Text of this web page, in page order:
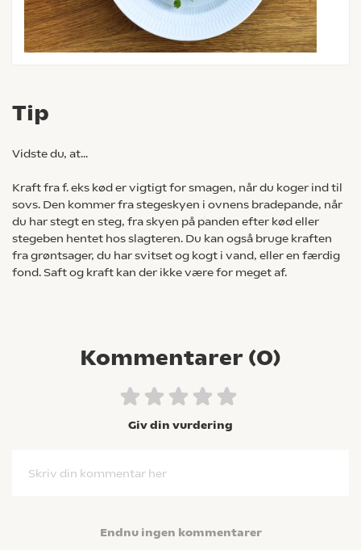
Tip
Vidste du, at...
Kraft fra f. eks kød er vigtigt for smagen, når du koger ind til
sovs. Den kommer fra stegeskyen i ovnens bradepande, når
du har stegt en steg, fra skyen på panden efter kød eller
stegeben hentet hos slagteren. Du kan også bruge kraften
fra grøntsager, du har svitset og kogt i vand, eller en færdig
fond. Saft og kraft kan der ikke være for meget af.
Kommentarer (0)
Giv din vurdering
Skriv din kommentar her
Endnu ingen kommentarer